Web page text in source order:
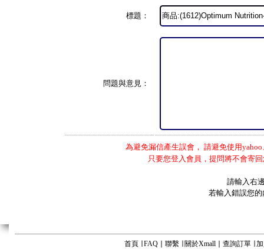
標題：
問題與意見：
為避免漏信產生誤會， 請避免使用
只要您登入會員，提問將不會寄
請輸入右
若輸入錯誤您
首頁∣ FAQ∣ 聯繫∣ 關於Xmall∣ 查詢訂單∣